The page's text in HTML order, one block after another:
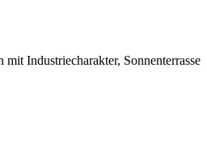
Industriecharakter, Sonnenterrasse